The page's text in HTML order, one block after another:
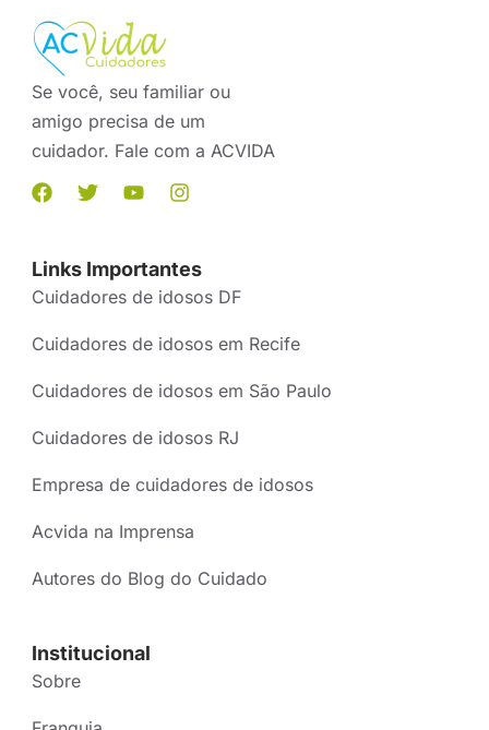
Se você, seu familiar ou
amigo precisa de um
cuidador. Fale com a ACVIDA
Links Importantes
Cuidadores de idosos DF
Cuidadores de idosos em Recife
Cuidadores de idosos em São Paulo
Cuidadores de idosos RJ
Empresa de cuidadores de idosos
Acvida na Imprensa
Autores do Blog do Cuidado
Institucional
Sobre